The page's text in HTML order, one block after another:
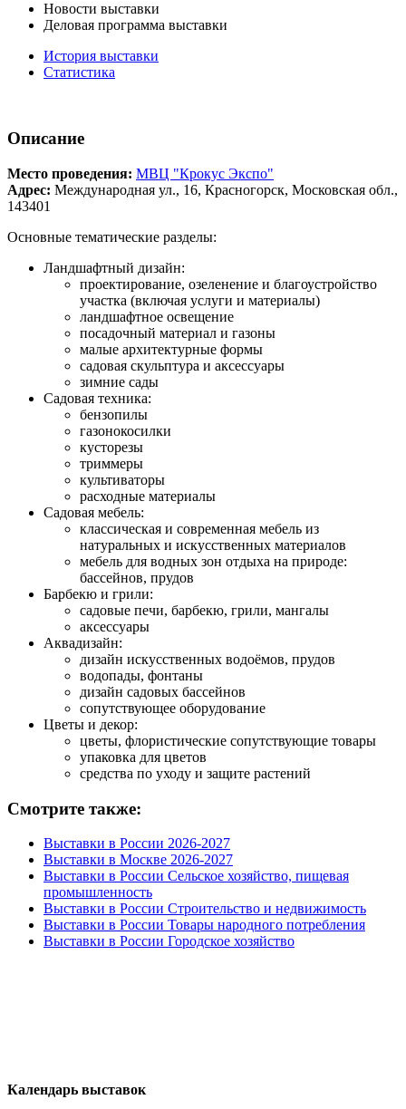
Новости выставки
Деловая программа выставки
История выставки
Статистика
Описание
Место проведения: МВЦ "Крокус Экспо"
Адрес: Международная ул., 16, Красногорск, Московская обл.,
143401
Основные тематические разделы:
Ландшафтный дизайн:
проектирование, озеленение и благоустройство
участка (включая услуги и материалы)
ландшафтное освещение
посадочный материал и газоны
малые архитектурные формы
садовая скульптура и аксессуары
зимние сады
Садовая техника:
бензопилы
газонокосилки
кусторезы
триммеры
культиваторы
расходные материалы
Садовая мебель:
классическая и современная мебель из
натуральных и искусственных материалов
мебель для водных зон отдыха на природе:
бассейнов, прудов
Барбекю и грили:
садовые печи, барбекю, грили, мангалы
аксессуары
Аквадизайн:
дизайн искусственных водоёмов, прудов
водопады, фонтаны
дизайн садовых бассейнов
сопутствующее оборудование
Цветы и декор:
цветы, флористические сопутствующие товары
упаковка для цветов
средства по уходу и защите растений
Смотрите также:
Выставки в России 2026-2027
Выставки в Москве 2026-2027
Выставки в России Сельское хозяйство, пищевая
промышленность
Выставки в России Строительство и недвижимость
Выставки в России Товары народного потребления
Выставки в России Городское хозяйство
Календарь выставок